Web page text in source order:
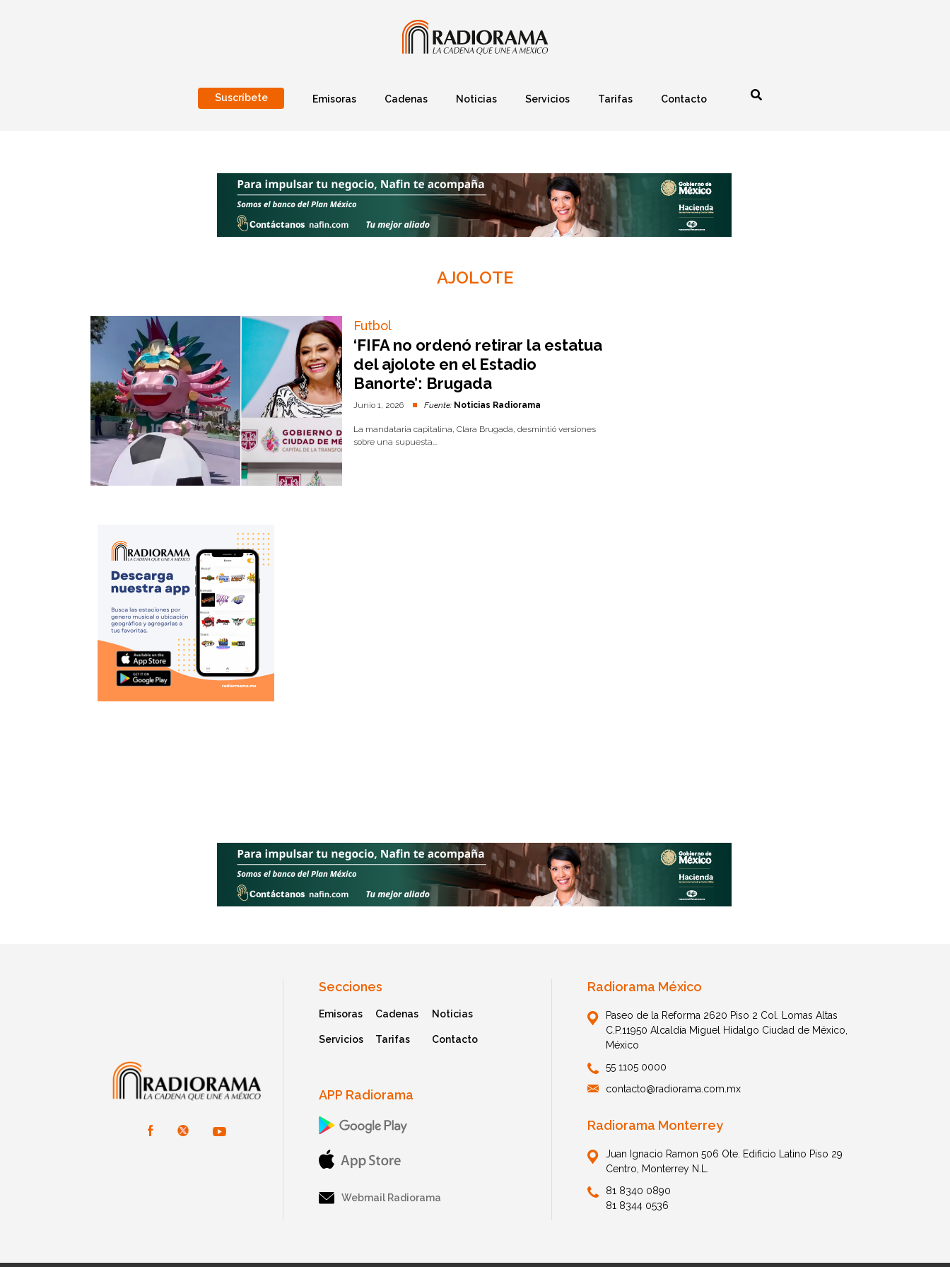
Suscríbete Emisoras Cadenas Noticias Servicios Tarifas Contacto
AJOLOTE
Futbol
‘FIFA no ordenó retirar la estatua
del ajolote en el Estadio
Banorte’: Brugada
Junio 1, 2026 Fuente: Noticias Radiorama
La mandataria capitalina, Clara Brugada, desmintió versiones
sobre una supuesta...
Secciones
Emisoras Cadenas Noticias
Servicios Tarifas Contacto
APP Radiorama
Webmail Radiorama
Radiorama México
Paseo de la Reforma 2620 Piso 2 Col. Lomas Altas
C.P.11950 Alcaldía Miguel Hidalgo Ciudad de México,
México
55 1105 0000
contacto@radiorama.com.mx
Radiorama Monterrey
Juan Ignacio Ramon 506 Ote. Edificio Latino Piso 29
Centro, Monterrey N.L.
81 8340 0890
81 8344 0536